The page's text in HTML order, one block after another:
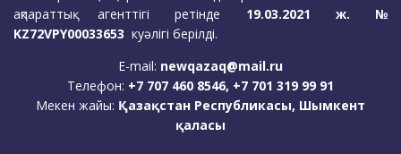
ақпараттық агенттігі ретінде 19.03.2021 ж. №
KZ72VPY00033653 куәлігі берілді.
E-mail: newqazaq@mail.ru
Телефон: +7 707 460 8546, +7 701 319 99 91
Мекен жайы: Қазақстан Республикасы, Шымкент
қаласы